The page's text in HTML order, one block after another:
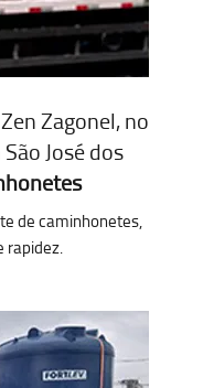
Zagonel, no
José dos
de caminhonetes,
rapidez.